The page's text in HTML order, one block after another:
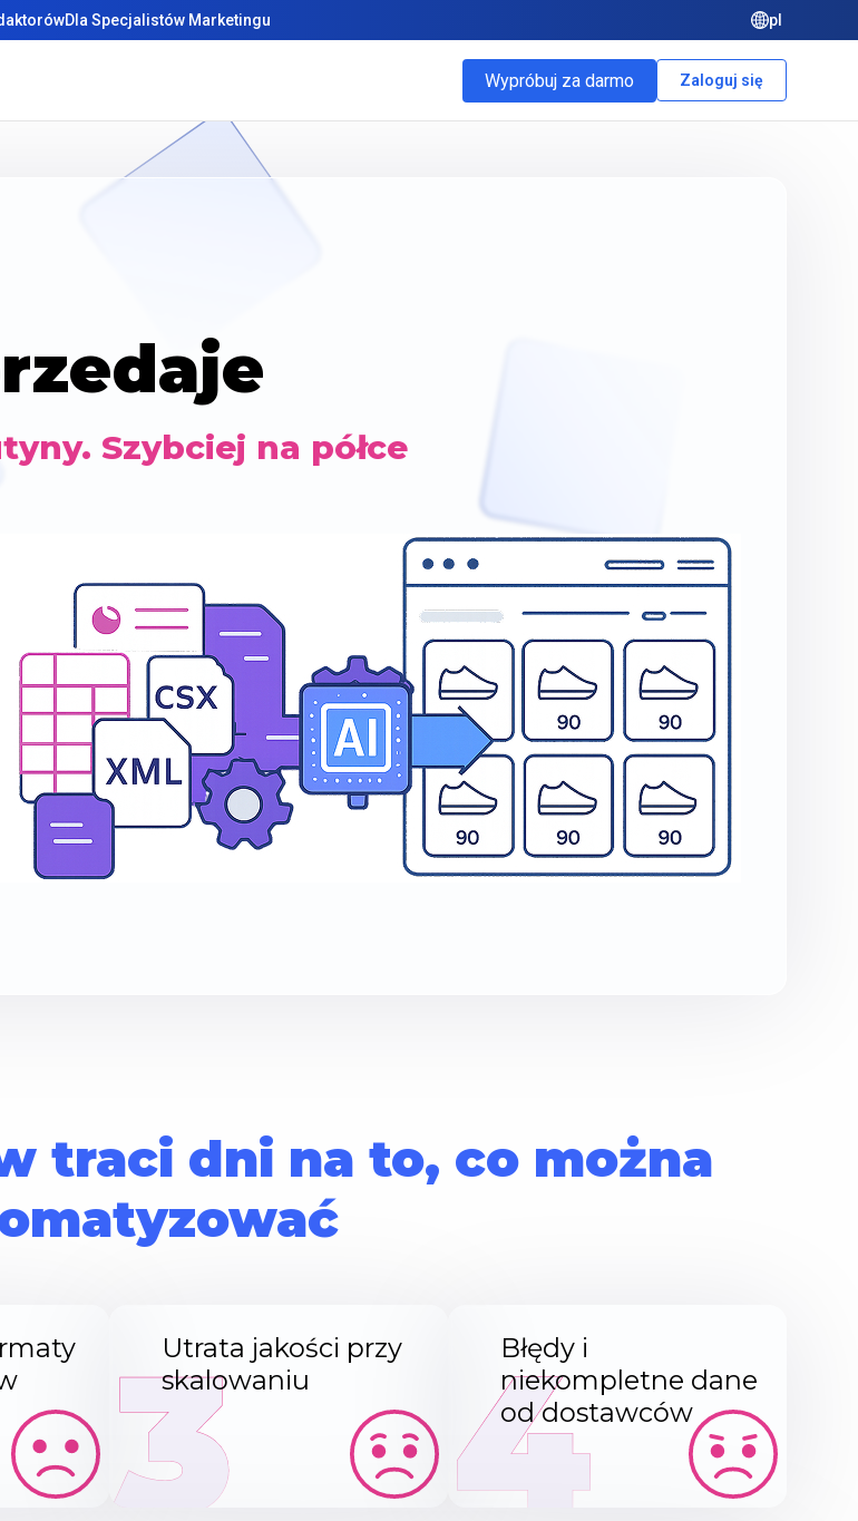
Dla Specjalistów Marketingu pl
Wypróbuj za darmo Zaloguj się
Szybciej na półce
traci dni na to, co można
Utrata jakości przy
skalowaniu
3
Błędy i
niekompletne dane
od dostawców
4